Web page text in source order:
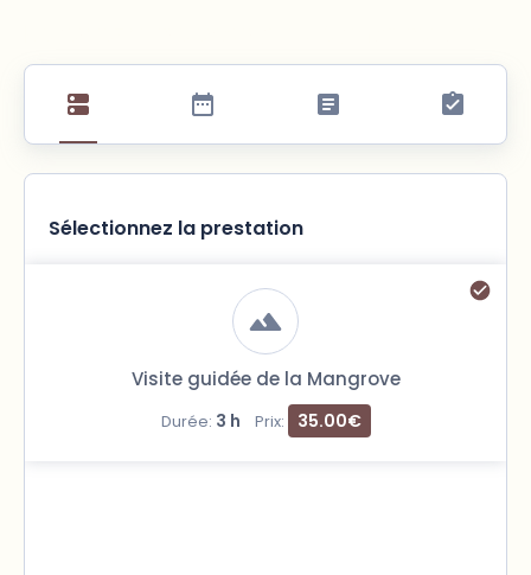
Sélectionnez la prestation
Visite guidée de la Mangrove
Durée: 3 h Prix: 35.00€